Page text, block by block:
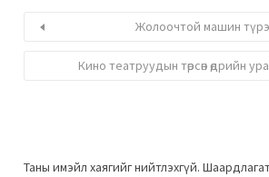
Жолоочтой машин
Кино театруудын төрсөн өдрийн
Таны имэйл хаягийг нийтлэхгүй.